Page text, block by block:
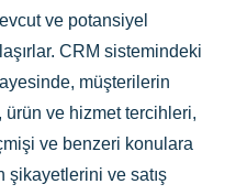
ve potansiyel
CRM sistemindeki
müşterilerin
ve hizmet tercihleri,
ve benzeri konulara
şikayetlerini ve satış